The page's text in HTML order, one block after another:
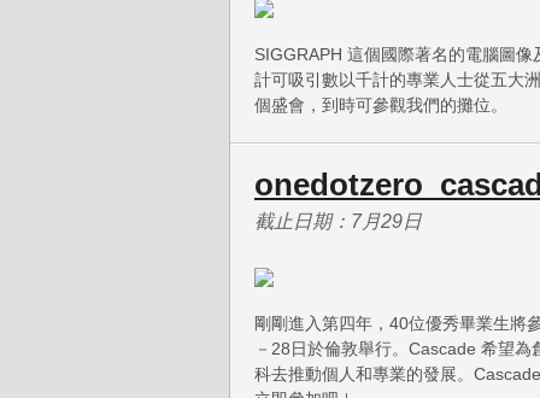
SIGGRAPH 這個國際著名的電腦圖
計可吸引數以千計的專業人士從五大
個盛會，到時可參觀我們的攤位。
截止日期：7月29日
剛剛進入第四年，40位優秀畢業生將
－28日於倫敦舉行。Cascade 希望
科去推動個人和專業的發展。